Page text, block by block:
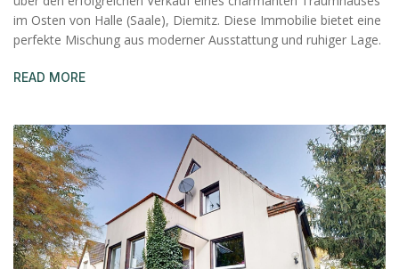
im Osten von Halle (Saale), Diemitz. Diese Immobilie bietet eine
perfekte Mischung aus moderner Ausstattung und ruhiger Lage.
READ MORE